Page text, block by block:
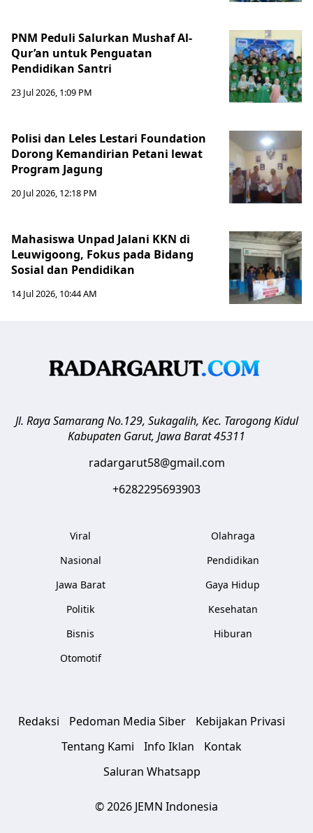
PNM Peduli Salurkan Mushaf Al-
Qur’an untuk Penguatan
Pendidikan Santri
23 Jul 2026, 1:09 PM
Polisi dan Leles Lestari Foundation
Dorong Kemandirian Petani lewat
Program Jagung
20 Jul 2026, 12:18 PM
Mahasiswa Unpad Jalani KKN di
Leuwigoong, Fokus pada Bidang
Sosial dan Pendidikan
14 Jul 2026, 10:44 AM
Jl. Raya Samarang No.129, Sukagalih, Kec. Tarogong Kidul
Kabupaten Garut, Jawa Barat45311
radargarut58@gmail.com
+6282295693903
Viral
Nasional
Jawa Barat
Politik
Bisnis
Otomotif
Olahraga
Pendidikan
Gaya Hidup
Kesehatan
Hiburan
Redaksi Pedoman Media Siber
Kebijakan Privasi
Tentang Kami
Info Iklan
Kontak
Saluran Whatsapp
© 2026 JEMN Indonesia